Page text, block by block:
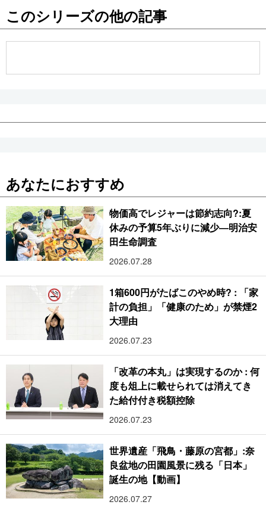
お知らせ
このシリーズの他の記事
あなたにおすすめ
物価高でレジャーは節約志向?:夏
休みの予算5年ぶりに減少―明治安
田生命調査
2026.07.28
1箱600円がたばこのやめ時? : 「家
計の負担」「健康のため」が禁煙2
大理由
2026.07.23
「改革の本丸」は実現するのか : 何
度も俎上に載せられては消えてき
た給付付き税額控除
2026.07.23
世界遺産「飛鳥・藤原の宮都」:奈
良盆地の田園風景に残る「日本」
誕生の地【動画】
2026.07.27